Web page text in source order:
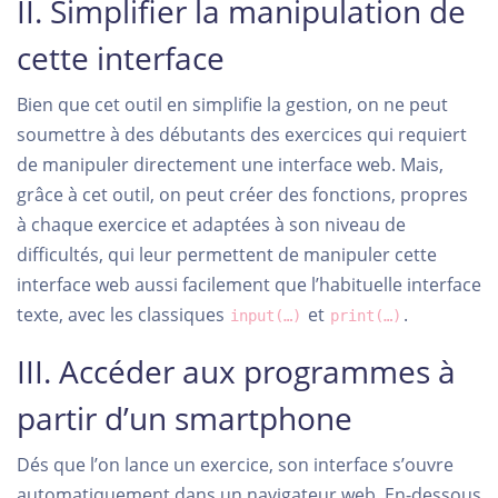
II. Simplifier la manipulation de
cette interface
Bien que cet outil en simplifie la gestion, on ne peut
soumettre à des débutants des exercices qui requiert
de manipuler directement une interface web. Mais,
grâce à cet outil, on peut créer des fonctions, propres
à chaque exercice et adaptées à son niveau de
difficultés, qui leur permettent de manipuler cette
interface web aussi facilement que l’habituelle interface
texte, avec les classiques input(…) et print(…) .
III. Accéder aux programmes à
partir d’un smartphone
Dés que l’on lance un exercice, son interface s’ouvre